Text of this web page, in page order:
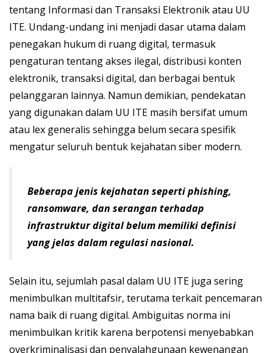
tentang Informasi dan Transaksi Elektronik atau UU
ITE. Undang-undang ini menjadi dasar utama dalam
penegakan hukum di ruang digital, termasuk
pengaturan tentang akses ilegal, distribusi konten
elektronik, transaksi digital, dan berbagai bentuk
pelanggaran lainnya. Namun demikian, pendekatan
yang digunakan dalam UU ITE masih bersifat umum
atau lex generalis sehingga belum secara spesifik
mengatur seluruh bentuk kejahatan siber modern.
Beberapa jenis kejahatan seperti phishing,
ransomware, dan serangan terhadap
infrastruktur digital belum memiliki definisi
yang jelas dalam regulasi nasional.
Selain itu, sejumlah pasal dalam UU ITE juga sering
menimbulkan multitafsir, terutama terkait pencemaran
nama baik di ruang digital. Ambiguitas norma ini
menimbulkan kritik karena berpotensi menyebabkan
overkriminalisasi dan penyalahgunaan kewenangan